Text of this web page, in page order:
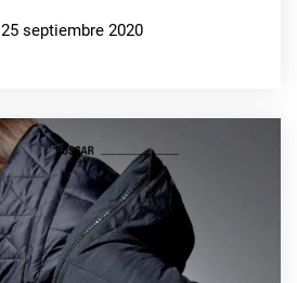
25 septiembre 2020